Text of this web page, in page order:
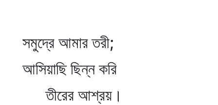
সমুদ্রে আমার তরী;
আসিয়াছি ছিন্ন করি
তীরের আশ্রয়।